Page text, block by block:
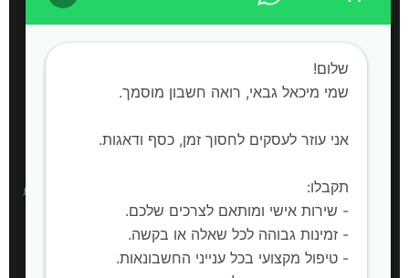
חשבות שכר
הקמת חברות
אזורי שירות
רואה חשבון:חדרה, השרון, קיסריה, עמק חפר, פרדס חנה-כרכור, אביחיל, בית
ינאי, כפר חיים, אור עקיבא, בית יצחק שער חפר, חריש |שירות למחוז המרכז,
מחוז הצפון ויהודה ושומרון
שלום!
שמי מיכאל גבאי, רואה חשבון מוסמך. ‍
אני עוזר לעסקים לחסוך זמן, כסף ודאגות.
תקבלו:
- שירות אישי ומותאם לצרכים שלכם.
- זמינות גבוהה לכל שאלה או בקשה.
- טיפול מקצועי בכל ענייני החשבונאות.